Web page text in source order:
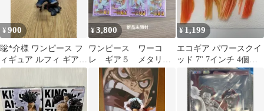
¥900
聡*介様 ワンピース フ
ィギュア ルフィ ギア4
バウンドマン
¥3,800
ワンピース ワーコ
レ ギア５ メタリッ
ク GEAR5 4体 セッ
¥ 1,199
エコギア パワースクイ
ッド 7" 7インチ 4個セ
ット